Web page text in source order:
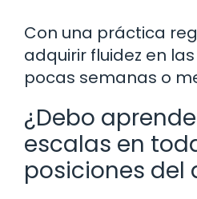
Con una práctica
adquirir fluidez en
pocas semanas o
¿Debo
escalas en
posiciones del